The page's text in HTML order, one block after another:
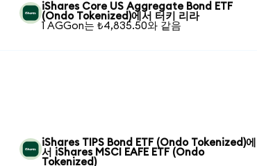
iShares Core US Aggregate Bond ETF
(Ondo Tokenized)에서 터키 리라
1 AGGon는 ₺4,835.50와 같음
iShares TIPS Bond ETF (Ondo Tokenized)에
서 iShares MSCI EAFE ETF (Ondo
Tokenized)